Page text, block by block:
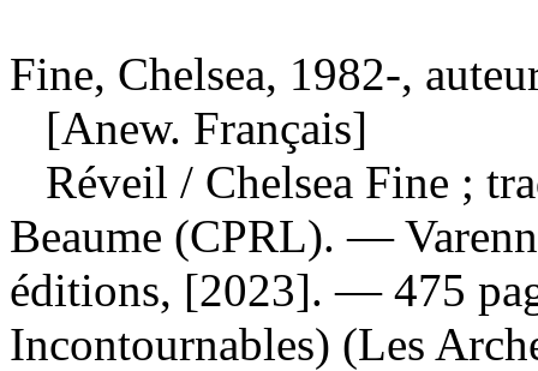
Fine, Chelsea, 1982-,
[Anew. Français]
Réveil / Chelsea Fine ;
Beaume (CPRL). —
éditions, [2023]. — 475
Incontournables) (Les